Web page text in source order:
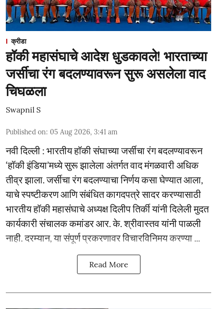
क्रीडा
हॉकी महासंघाचे आदेश धुडकावले! भारताच्या
जर्सीचा रंग बदलण्यावरून सुरू असलेला वाद
चिघळला
Swapnil S
Published on: 05 Aug 2026, 3:41 am
नवी दिल्ली : भारतीय हॉकी संघाच्या जर्सीचा रंग बदलण्यावरून
‘हॉकी इंडिया’मध्ये सुरू झालेला अंतर्गत वाद मंगळवारी अधिक
तीव्र झाला. जर्सीचा रंग बदलण्याचा निर्णय कसा घेण्यात आला,
याचे स्पष्टीकरण आणि संबंधित कागदपत्रे सादर करण्यासाठी
भारतीय हॉकी महासंघाचे अध्यक्ष दिलीप तिर्की यांनी दिलेली मुदत
कार्यकारी संचालक कमांडर आर. के. श्रीवास्तव यांनी पाळली
नाही. दरम्यान, या संपूर्ण प्रकरणावर विचारविनिमय करण्या ...
Read More